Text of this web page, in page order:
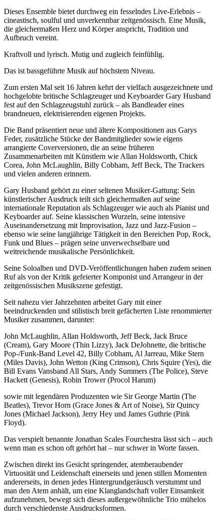
Dieses Ensemble bietet durchweg ein fesselndes Live-Erlebnis –
cineastisch, soulful und unverkennbar zeitgenössisch. Eine Musik,
die gleichermaßen Herz und Körper anspricht, Tradition und
Aufbruch vereint.
Kraftvoll und lyrisch. Mutig und zugleich feinfühlig.
Das ist bassgeführte Musik auf höchstem Niveau.
Zum ersten Mal seit 16 Jahren kehrt der vielfach ausgezeichnete und
hochgelobte britische Schlagzeuger und Keyboarder Gary Husband
fest auf den Schlagzeugstuhl zurück – als Bandleader eines
brandneuen, elektrisierenden eigenen Projekts.
Die Band präsentiert neue und ältere Kompositionen aus Garys
Feder, zusätzliche Stücke der Bandmitglieder sowie eigens
arrangierte Coverversionen, die an seine früheren
Zusammenarbeiten mit Künstlern wie Allan Holdsworth, Chick
Corea, John McLaughlin, Billy Cobham, Jeff Beck, The Trackers
und vielen anderen erinnern.
Gary Husband gehört zu einer seltenen Musiker-Gattung: Sein
künstlerischer Ausdruck teilt sich gleichermaßen auf seine
internationale Reputation als Schlagzeuger wie auch als Pianist und
Keyboarder auf. Seine klassischen Wurzeln, seine intensive
Auseinandersetzung mit Improvisation, Jazz und Jazz-Fusion –
ebenso wie seine langjährige Tätigkeit in den Bereichen Pop, Rock,
Funk und Blues – prägen seine unverwechselbare und
weitreichende musikalische Persönlichkeit.
Seine Soloalben und DVD-Veröffentlichungen haben zudem seinen
Ruf als von der Kritik gefeierter Komponist und Arrangeur in der
zeitgenössischen Musikszene gefestigt.
Seit nahezu vier Jahrzehnten arbeitet Gary mit einer
beeindruckenden und stilistisch breit gefächerten Liste renommierter
Musiker zusammen, darunter:
John McLaughlin, Allan Holdsworth, Jeff Beck, Jack Bruce
(Cream), Gary Moore (Thin Lizzy), Jack DeJohnette, die britische
Pop-/Funk-Band Level 42, Billy Cobham, Al Jarreau, Mike Stern
(Miles Davis), John Wetton (King Crimson), Chris Squire (Yes), die
Bill Evans Vansband All Stars, Andy Summers (The Police), Steve
Hackett (Genesis), Robin Trower (Procol Harum)
sowie mit legendären Produzenten wie Sir George Martin (The
Beatles), Trevor Horn (Grace Jones & Art of Noise), Sir Quincy
Jones (Michael Jackson), Jerry Hey und James Guthrie (Pink
Floyd).
Das verspielt benannte Jonathan Scales Fourchestra lässt sich – auch
wenn man es schon oft gehört hat – nur schwer in Worte fassen.
Zwischen direkt ins Gesicht springender, atemberaubender
Virtuosität und Leidenschaft einerseits und jenen stillen Momenten
andererseits, in denen jedes Hintergrundgeräusch verstummt und
man den Atem anhält, um eine Klanglandschaft voller Einsamkeit
aufzunehmen, bewegt sich dieses außergewöhnliche Trio mühelos
durch verschiedenste Ausdrucksformen.